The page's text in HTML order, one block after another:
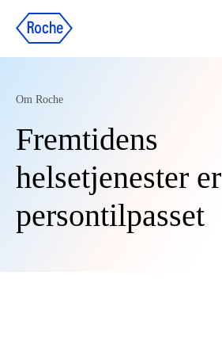
Om Roche
Fremtidens
helsetjenester er
persontilpasset